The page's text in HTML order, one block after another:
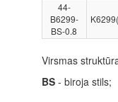
44-
B6299-
BS-0.8
Virsmas
BS- biroja stils;